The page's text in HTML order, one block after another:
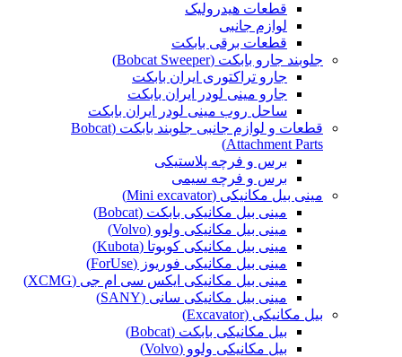
قطعات هیدرولیک
لوازم جانبی
قطعات برقی بابکت
جلوبند جارو بابکت (Bobcat Sweeper)
جارو تراکتوری ایران بابکت
جارو مینی لودر ایران بابکت
ساحل روب مینی لودر ایران بابکت
قطعات و لوازم جانبی جلوبند بابکت (Bobcat
Attachment Parts)
برس و فرچه پلاستیکی
برس و فرچه سیمی
مینی بیل مکانیکی (Mini excavator)
مینی بیل مکانیکی بابکت (Bobcat)
مینی بیل مکانیکی ولوو (Volvo)
مینی بیل مکانیکی کوبوتا (Kubota)
مینی بیل مکانیکی فوریوز (ForUse)
مینی بیل مکانیکی ایکس سی ام جی (XCMG)
مینی بیل مکانیکی سانی (SANY)
بیل مکانیکی (Excavator)
بیل مکانیکی بابکت (Bobcat)
بیل مکانیکی ولوو (Volvo)